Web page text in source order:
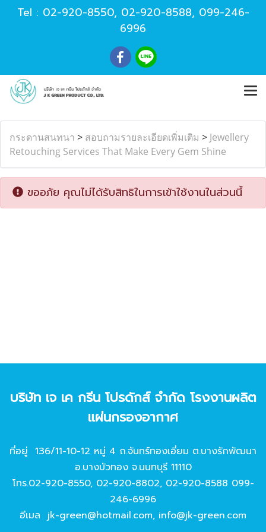
Tel : 02-920-8550, 02-920-8588, 099-246-
6996
กระดานสนทนา > สอบถามรายละเอียดเพิ่มเติม > Jewellery
Retouching Services That Make Every Gem Shine
ขออภัย คุณไม่ได้รับสิทธิในการเข้าใช้งานในส่วนนี้
บริษัท เจ เค กรีน โปรดักส์ จํากัด โรงงานผลิต
แผ่นกรองอากาศ
ที่อยู่ 136/11-10-12 หมู่ 4 ถ.จันทร์ทองเอี่ยม ต.บางรักพัฒนา
อ.บางบัวทอง จ.นนทบุรี 11110
โทร.02-920-8550, 02-920-8802, 02-920-8588 099-
246-6996
อีเมล jk-green@hotmail.com, info@jk-green.com